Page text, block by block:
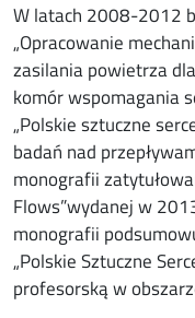
W latach 2008-2012
„Opracowanie
zasilania powietrza
komór wspomagania
„Polskie sztuczne
badań nad
monografii
Flows”wydanej w
monografii
„Polskie Sztuczne
profesorską w